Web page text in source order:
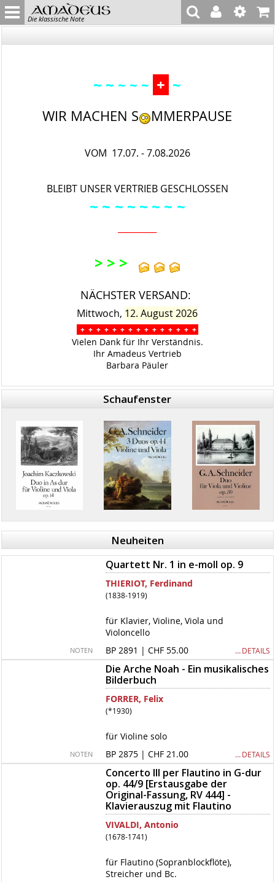
Die klassische Note
~ ~ ~ ~ ~ + ~
WIR MACHEN S MMERPAUSE
VOM 17.07. - 7.08.2026
BLEIBT UNSER VERTRIEB GESCHLOSSEN
~ ~ ~ ~ ~ ~ ~ ~
> > >
NÄCHSTER VERSAND:
Mittwoch, 12. August 2026
+ + + + + + + + + + + + + + +
Vielen Dank für Ihr Verständnis.
Ihr Amadeus Vertrieb
Barbara Päuler
Schaufenster
Neuheiten
Quartett Nr. 1 in e-moll op. 9
THIERIOT, Ferdinand
(1838-1919)
für Klavier, Violine, Viola und
Violoncello
NOTEN BP 2891 | CHF 55.00 … DETAILS
Die Arche Noah - Ein musikalisches
Bilderbuch
FORRER, Felix
(*1930)
für Violine solo
NOTEN BP 2875 | CHF 21.00 … DETAILS
Concerto III per Flautino in G-dur
op. 44/9 [Erstausgabe der
Original-Fassung, RV 444] -
Klavierauszug mit Flautino
VIVALDI, Antonio
(1678-1741)
für Flautino (Sopranblockflöte),
Streicher und Bc.